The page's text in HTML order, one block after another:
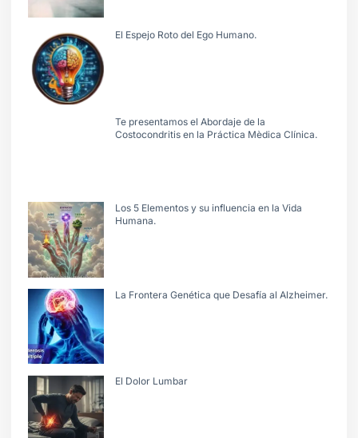
El Espejo Roto del Ego Humano.
Te presentamos el Abordaje de la
Costocondritis en la Práctica Mèdica Clínica.
Los 5 Elementos y su influencia en la Vida
Humana.
La Frontera Genética que Desafía al Alzheimer.
El Dolor Lumbar